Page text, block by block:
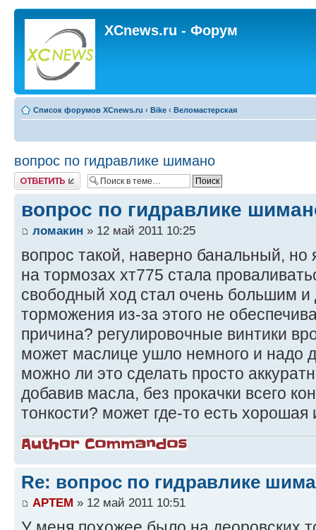
XCnews.ru - Форум
Список форумов XCnews.ru ‹ Bike ‹ Веломастерская
вопрос по гидравлике шимано
Ответить
вопрос по гидравлике
ломакин » 12 май 2011 10:25
вопрос такой, наверно банальный, но
на тормозах хт775 стала
свободный ход стал очень большим и
торможения из-за этого не
причина? регулировочные винтики
может маслице ушло немного и надо
можно ли это сделать просто
добавив масла, без прокачки всего
тонкости? может где-то есть хорошая
Re: вопрос по гидравлике
APTEM » 12 май 2011 10:51